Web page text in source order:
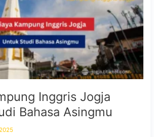
Inggris Jogja
Bahasa Asingmu